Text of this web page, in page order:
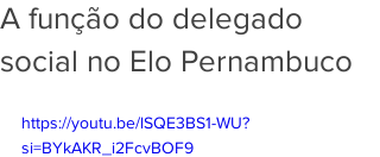
A função do delegado
social no Elo Pernambuco
https://youtu.be/lSQE3BS1-WU?
si=BYkAKR_i2FcvBOF9